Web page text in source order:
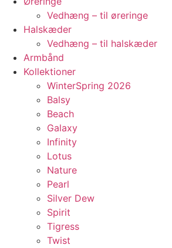
Vedhæng – til øreringe
Halskæder
Vedhæng – til halskæder
Armbånd
Kollektioner
WinterSpring 2026
Balsy
Beach
Galaxy
Infinity
Lotus
Nature
Pearl
Silver Dew
Spirit
Tigress
Twist